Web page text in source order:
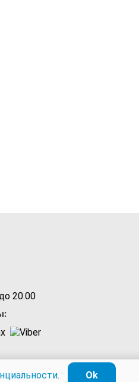
20.00
. Ok